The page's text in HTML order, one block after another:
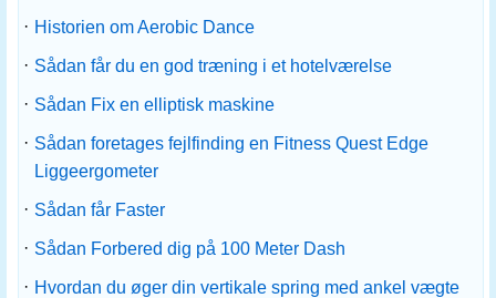
· Historien om Aerobic Dance
· Sådan får du en god træning i et hotelværelse
· Sådan Fix en elliptisk maskine
· Sådan foretages fejlfinding en Fitness Quest Edge
Liggeergometer
· Sådan får Faster
· Sådan Forbered dig på 100 Meter Dash
· Hvordan du øger din vertikale spring med ankel vægte